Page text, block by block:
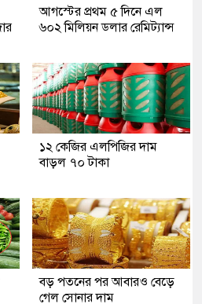
আগস্টের প্রথম ৫ দিনে এল
৬০২ মিলিয়ন ডলার রেমিট্যান্স
১২ কেজির এলপিজির দাম
বাড়ল ৭০ টাকা
বড় পতনের পর আবারও বেড়ে
গেল সোনার দাম